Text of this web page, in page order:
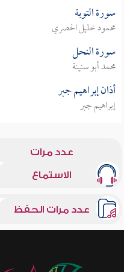
سورة التوبة
محمود خليل الحصري
سورة النحل
محمد أبو سنينة
أذان إبراهيم جبر
إبراهيم جبر
عدد مرات
الاستماع
عدد مرات الحفظ